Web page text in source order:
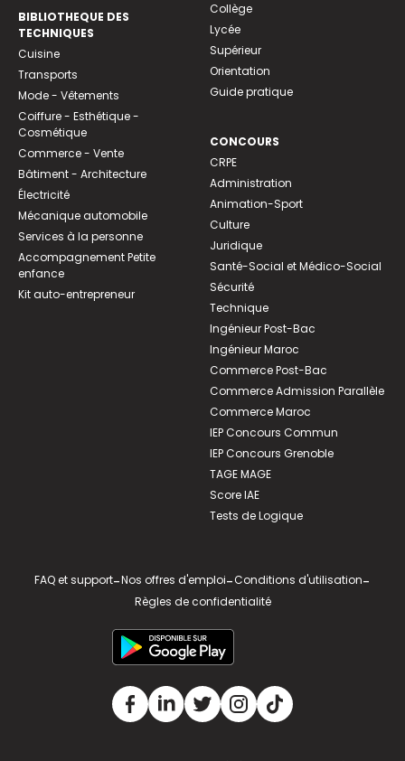
BIBLIOTHEQUE DES
TECHNIQUES
Cuisine
Transports
Mode - Vêtements
Coiffure - Esthétique -
Cosmétique
Commerce - Vente
Bâtiment - Architecture
Électricité
Mécanique automobile
Services à la personne
Accompagnement Petite
enfance
Kit auto-entrepreneur
Collège
Lycée
Supérieur
Orientation
Guide pratique
CONCOURS
CRPE
Administration
Animation-Sport
Culture
Juridique
Santé-Social et Médico-Social
Sécurité
Technique
Ingénieur Post-Bac
Ingénieur Maroc
Commerce Post-Bac
Commerce Admission Parallèle
Commerce Maroc
IEP Concours Commun
IEP Concours Grenoble
TAGE MAGE
Score IAE
Tests de Logique
FAQ et support-Nos offres d'emploi-Conditions d'utilisation-
Règles de confidentialité